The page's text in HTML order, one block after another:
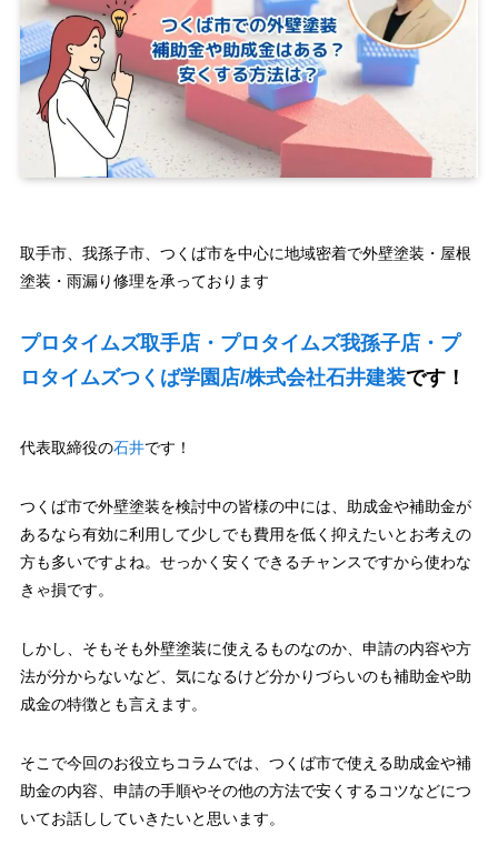
取手市、我孫子市、つくば市を中心に地域密着で外壁塗装・屋根
塗装・雨漏り修理を承っております
プロタイムズ取手店・プロタイムズ我孫子店・プ
ロタイムズつくば学園店/株式会社石井建装です！
代表取締役の石井です！
つくば市で外壁塗装を検討中の皆様の中には、助成金や補助金が
あるなら有効に利用して少しでも費用を低く抑えたいとお考えの
方も多いですよね。せっかく安くできるチャンスですから使わな
きゃ損です。
しかし、そもそも外壁塗装に使えるものなのか、申請の内容や方
法が分からないなど、気になるけど分かりづらいのも補助金や助
成金の特徴とも言えます。
そこで今回のお役立ちコラムでは、つくば市で使える助成金や補
助金の内容、申請の手順やその他の方法で安くするコツなどにつ
いてお話ししていきたいと思います。